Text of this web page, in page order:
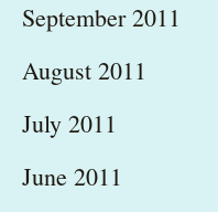
September 2011
August 2011
July 2011
June 2011